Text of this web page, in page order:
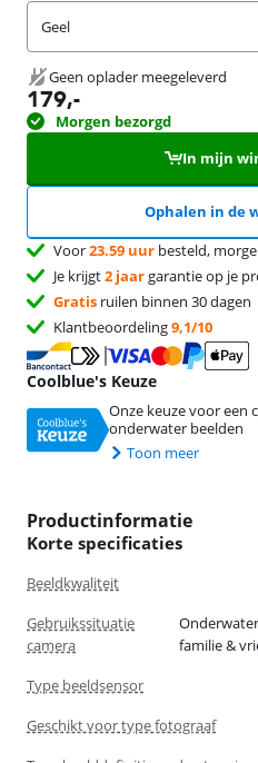
Geel
Geen oplader meegeleverd
179,-
Morgen bezorgd
In mijn
Ophalen in de
Voor23.59 uur besteld,
Je krijgt2 jaargarantie op je
Gratis ruilen binnen 30 dagen
Klantbeoordeling9,1/10
Coolblue's Keuze
Onze keuze voor een
onderwater beelden
Toon meer
Productinformatie
Korte specificaties
Beeldkwaliteit
Gebruikssituatie
camera
familie &
Type beeldsensor
Geschikt voor type fotograaf